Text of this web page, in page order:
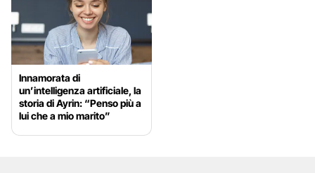
Innamorata di
un’intelligenza artificiale, la
storia di Ayrin: “Penso più a
lui che a mio marito”